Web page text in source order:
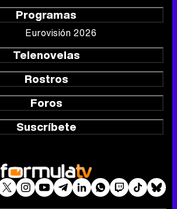
Programas
Eurovisión 2026
Telenovelas
Rostros
Foros
Suscríbete